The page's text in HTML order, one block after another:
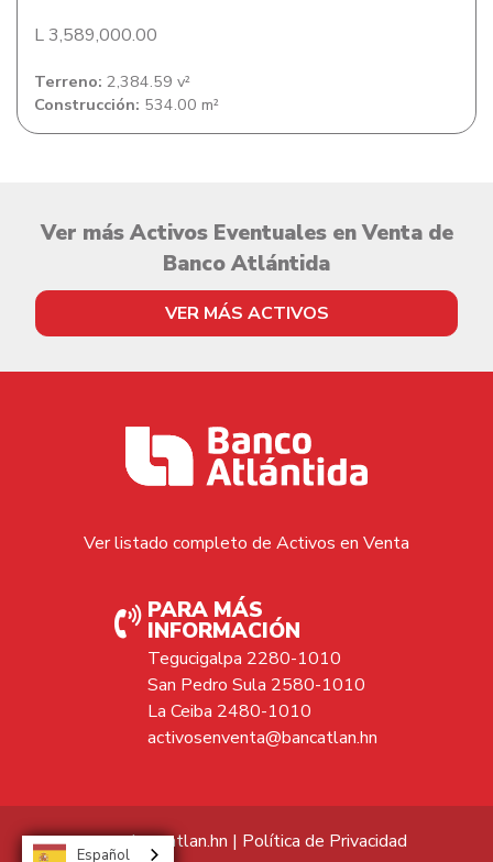
L 3,589,000.00
Terreno: 2,384.59 v²
Construcción: 534.00 m²
Ver más Activos Eventuales en Venta de
Banco Atlántida
VER MÁS ACTIVOS
Ver listado completo de Activos en Venta
PARA MÁS
INFORMACIÓN
Tegucigalpa 2280-1010
San Pedro Sula 2580-1010
La Ceiba 2480-1010
activosenventa@bancatlan.hn
www.bancatlan.hn | Política de Privacidad
Español